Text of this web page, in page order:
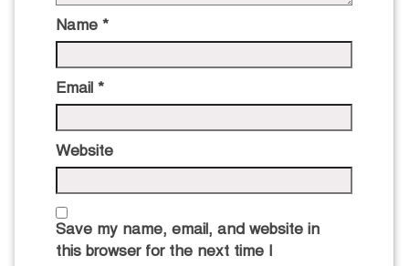
Name *
Email *
Website
Save my name, email, and website in
this browser for the next time I